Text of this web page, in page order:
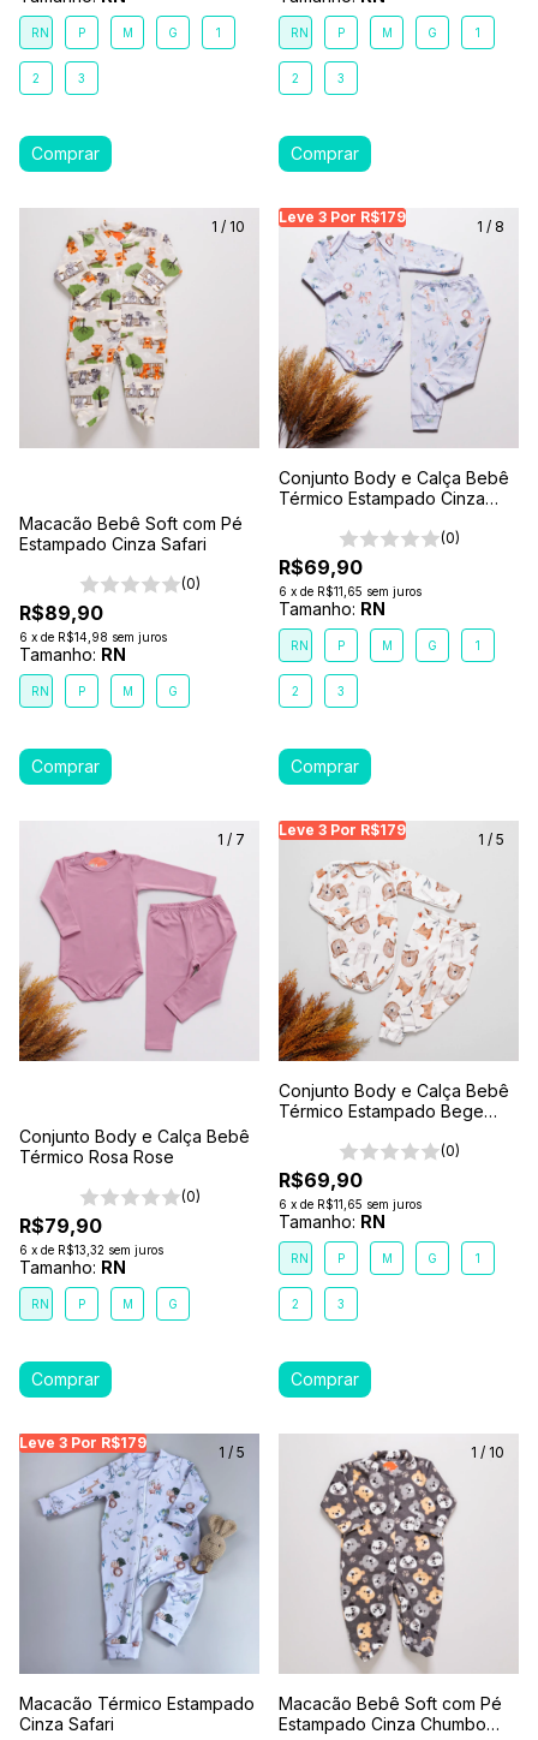
RN P M G 1
2 3
RN P M G 1
2 3
1 / 10
Macacão Bebê Soft com Pé
Estampado Cinza Safari
(0)
R$89,90
6 x de R$14,98 sem juros
Tamanho: RN
RN P M G
Leve 3 Por R$179
Leve 3 Por R$179
1 / 8
Conjunto Body e Calça Bebê
Térmico Estampado Cinza
(0)
R$69,90
6 x de R$11,65 sem juros
Tamanho: RN
RN P M G 1
2 3
1 / 7
Conjunto Body e Calça Bebê
Térmico Rosa Rose
(0)
R$79,90
6 x de R$13,32 sem juros
Tamanho: RN
RN P M G
Leve 3 Por R$179
Leve 3 Por R$179
1 / 5
Conjunto Body e Calça Bebê
Térmico Estampado Bege
(0)
R$69,90
6 x de R$11,65 sem juros
Tamanho: RN
RN P M G 1
2 3
Leve 3 Por R$179
Leve 3 Por R$179 Leve
1 / 5
Macacão Térmico Estampado
Cinza Safari
1 / 10
Macacão Bebê Soft com Pé
Estampado Cinza Chumbo